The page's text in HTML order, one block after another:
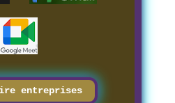
entreprises